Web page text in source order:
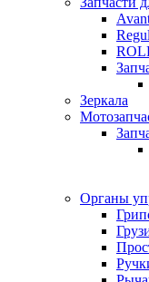
Зеркала
Органы